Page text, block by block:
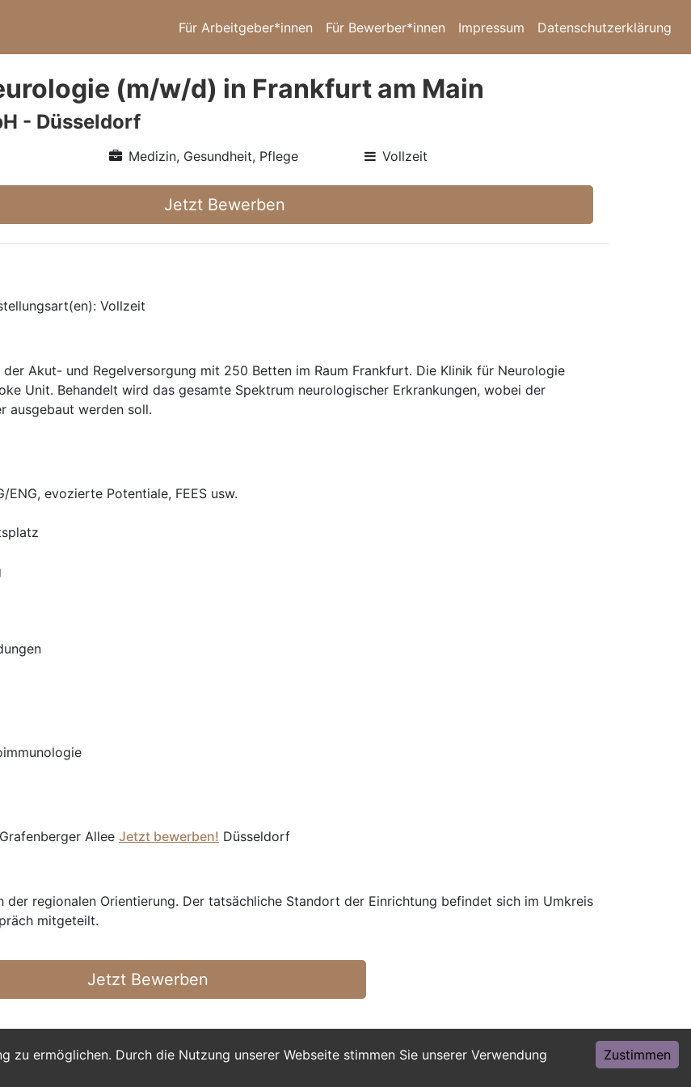
Für Arbeitgeber*innen Für Bewerber*innen Impressum Datenschutzerklärung
zu ermöglichen. Durch die Nutzung unserer Webseite stimmen Sie unserer Verwendung
Zustimmen
(m/w/d) in Frankfurt am Main
- Düsseldorf
Medizin, Gesundheit, Pflege Vollzeit
Jetzt Bewerben
Vollzeit
Akut- und Regelversorgung mit 250 Betten im Raum Frankfurt. Die Klinik für Neurologie
Unit. Behandelt wird das gesamte Spektrum neurologischer Erkrankungen, wobei der
ausgebaut werden soll.
evozierte Potentiale, FEES usw.
Allee Jetzt bewerben! Düsseldorf
regionalen Orientierung. Der tatsächliche Standort der Einrichtung befindet sich im Umkreis
mitgeteilt.
Jetzt Bewerben